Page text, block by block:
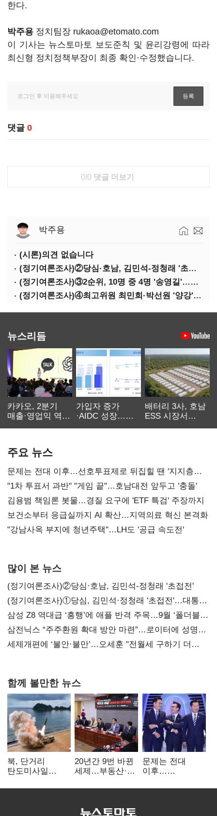
한다.
박주용 정치팀장 rukaoa@etomato.com
이 기사는 뉴스토마토 보도준칙 및 윤리강령에 따라
최신형 정치정책부장이 최종 확인·수정했습니다.
댓글 0
0/0 댓글 더보기
박주용
(시론)의견 없습니다
(정기여론조사)②당심·호남, 김민석-정청래 '초접전'
(정기여론조사)③2순위, 10명 중 4명 '송영길'…정청래 '한 자릿수'
(정기여론조사)④최고위원 최민희·박선원 '양강'…서미화·이성윤·임미애 뒤이어
뉴스리듬
카카오, 2분기
매출·영업익 역대
가입자 증가
·AIDC 성장…
배터리 3사, 호남
ESS 시장서
주요 뉴스
문제는 전대 이후…선호투표제로 뒤집힐 땐 '지지층
불복'
"1차 투표서 과반" "게임 끝"…호남대전 앞두고 '충돌'
김용범 책임론 봇물…경질 요구에 'ETF 특검' 주장까지
보건소부터 응급실까지 AI 확산…지역의료 혁신 본격화
"강남사옥 부지에 청년주택"…LH도 '공급 속도전'
많이 본 뉴스
(정기여론조사)②당심·호남, 김민석-정청래 '초접전'
(정기여론조사)①당심, 김민석·정청래 '초접전'…대통령
지지도 '50% 아래로'(종합)
삼성 Z8 역대급 ‘흥행’에 애플 반격 주목…9월 ‘폴더블
대전’
삼전닉스 “주주환원 확대 방안 마련”…로이터에 성명
보내
세제개편에 ‘불안·불만’…오세훈 "전월세 구하기 더
함께 볼만한 뉴스
북, 단거리
탄도미사일
"즉각 중단 촉구"
20년간 9번 바뀐
세제…부동산·
건드렸다
문제는 전대
이후…
뒤집힐 땐